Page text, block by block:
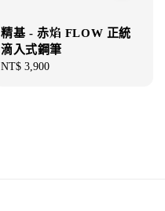
精基 - 赤焰 FLOW 正統
滴入式鋼筆
Regular
NT$ 3,900